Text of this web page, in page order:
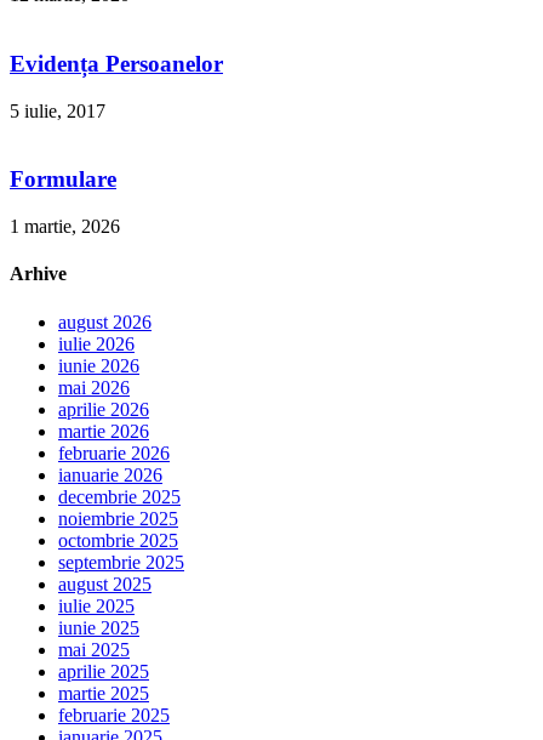
Evidența Persoanelor
5 iulie, 2017
Formulare
1 martie, 2026
Arhive
august 2026
iulie 2026
iunie 2026
mai 2026
aprilie 2026
martie 2026
februarie 2026
ianuarie 2026
decembrie 2025
noiembrie 2025
octombrie 2025
septembrie 2025
august 2025
iulie 2025
iunie 2025
mai 2025
aprilie 2025
martie 2025
februarie 2025